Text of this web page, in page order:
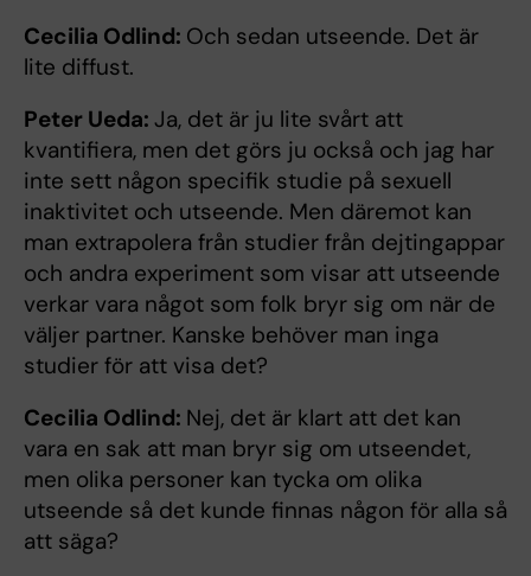
Cecilia Odlind: Och sedan utseende. Det är
lite diffust.
Peter Ueda: Ja, det är ju lite svårt att
kvantifiera, men det görs ju också och jag har
inte sett någon specifik studie på sexuell
inaktivitet och utseende. Men däremot kan
man extrapolera från studier från dejtingappar
och andra experiment som visar att utseende
verkar vara något som folk bryr sig om när de
väljer partner. Kanske behöver man inga
studier för att visa det?
Cecilia Odlind: Nej, det är klart att det kan
vara en sak att man bryr sig om utseendet,
men olika personer kan tycka om olika
utseende så det kunde finnas någon för alla så
att säga?